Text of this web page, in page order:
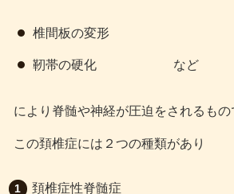
椎間板の変形
靭帯の硬化 など
により脊髄や神経が圧迫をされるもの
この頚椎症には２つの種類があり
頚椎症性脊髄症